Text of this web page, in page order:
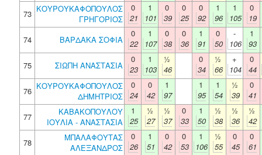
73 ΚΟΥΡΟΥΚΑΦΟΠΟΥΛΟΣ
ΓΡΗΓΟΡΙΟΣ
0
21
1
101
0
39
0
25
0
92
1
96
1
105
0
19
74
ΒΑΡΔΑΚΑ ΣΟΦΙΑ
0
22
1
107
0
38
0
36
1
91
0
50
-
106
1
93
75
ΣΙΩΠΗ ΑΝΑΣΤΑΣΙΑ
0
23
1
103
½
46
0
34
½
66
+
104
0
44
76 ΚΟΥΡΟΥΚΑΦΟΠΟΥΛΟΣ
ΔΗΜΗΤΡΙΟΣ
0
24
0
42
1
97
1
95
1
54
½
39
0
41
77
ΚΑΒΑΚΟΠΟΥΛΟΥ
ΙΟΥΛΙΑ - ΑΝΑΣΤΑΣΙΑ
1
25
½
27
½
37
0
33
1
50
½
38
½
36
½
42
78
ΜΠΑΛΑΦΟΥΤΑΣ
ΑΛΕΞΑΝΔΡΟΣ
0
26
1
51
0
42
0
53
1
106
½
55
0
45
0
61